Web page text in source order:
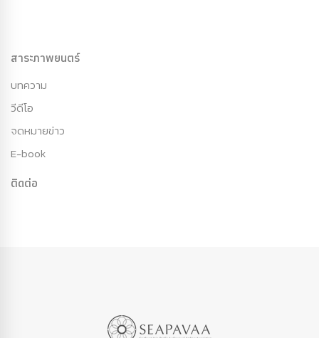
สาระภาพยนตร์
บทความ
วีดีโอ
จดหมายข่าว
E-book
ติดต่อ